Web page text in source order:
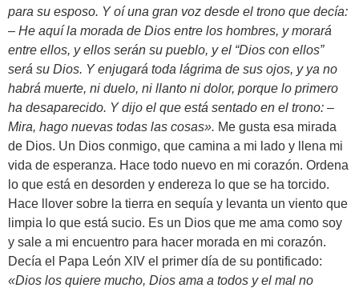
para su esposo. Y oí una gran voz desde el trono que decía:
– He aquí la morada de Dios entre los hombres, y morará
entre ellos, y ellos serán su pueblo, y el “Dios con ellos”
será su Dios. Y enjugará toda lágrima de sus ojos, y ya no
habrá muerte, ni duelo, ni llanto ni dolor, porque lo primero
ha desaparecido. Y dijo el que está sentado en el trono: –
Mira, hago nuevas todas las cosas». Me gusta esa mirada
de Dios. Un Dios conmigo, que camina a mi lado y llena mi
vida de esperanza. Hace todo nuevo en mi corazón. Ordena
lo que está en desorden y endereza lo que se ha torcido.
Hace llover sobre la tierra en sequía y levanta un viento que
limpia lo que está sucio. Es un Dios que me ama como soy
y sale a mi encuentro para hacer morada en mi corazón.
Decía el Papa León XIV el primer día de su pontificado:
«Dios los quiere mucho, Dios ama a todos y el mal no